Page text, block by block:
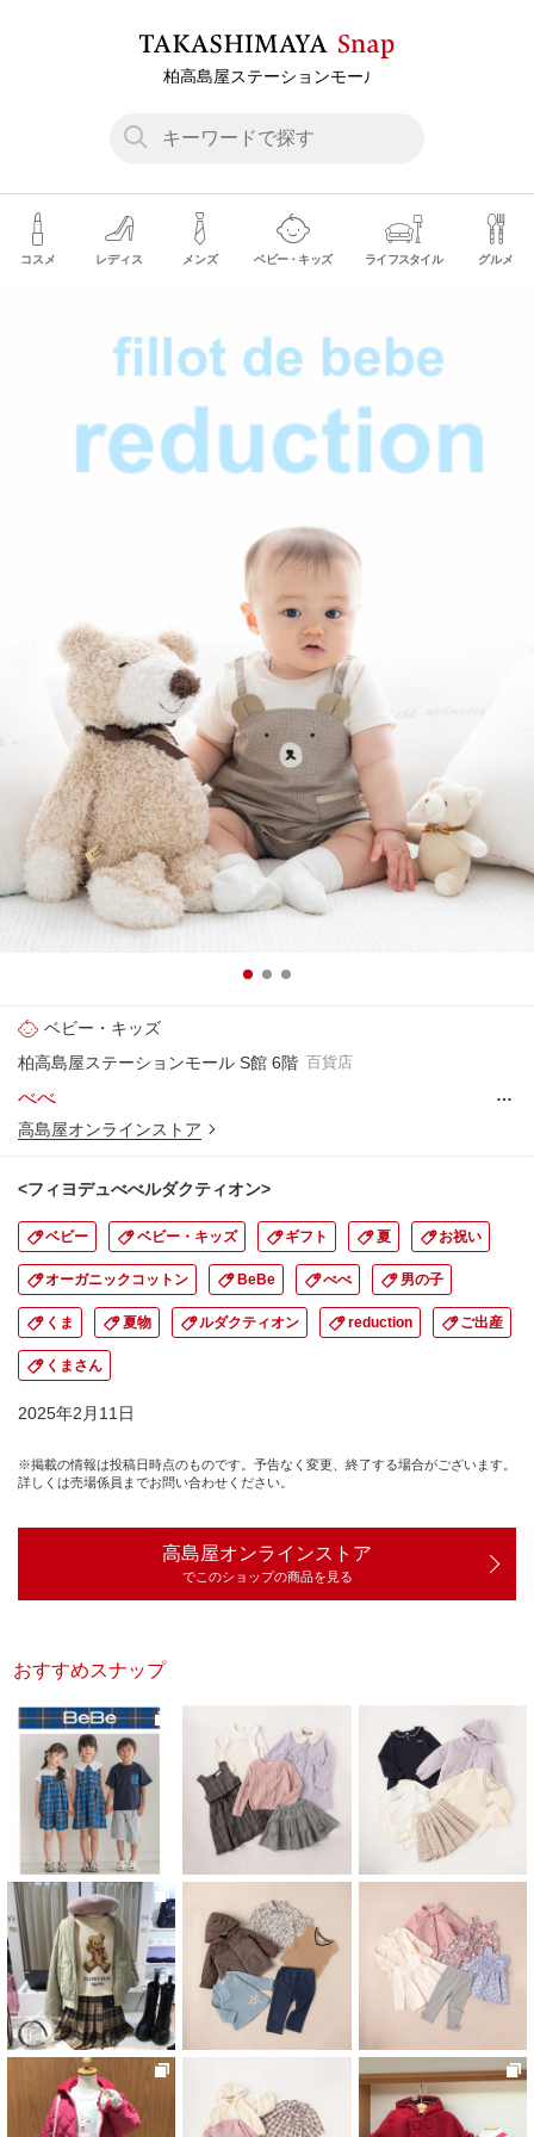
コスメ レディス メンズ ベビー・キッズ ライフスタイル グルメ
ベビー・キッズ
柏高島屋ステーションモール S館 6階 百貨店
べべ
…
高島屋オンラインストア
<フィヨデュべべルダクティオン>
ベビー ベビー・キッズ ギフト 夏 お祝い
オーガニックコットン BeBe べべ 男の子
くま 夏物 ルダクティオン reduction ご出産
くまさん
2025年2月11日
※掲載の情報は投稿日時点のものです。予告なく変更、終了する場合がございます。
詳しくは売場係員までお問い合わせください。
高島屋オンラインストア
でこのショップの商品を見る
おすすめスナップ